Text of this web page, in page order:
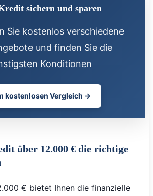
sichern und sparen
Sie kostenlos verschiedene
und finden Sie die
Konditionen
kostenlosen Vergleich →
über 12.000 € die richtige
€ bietet Ihnen die finanzielle